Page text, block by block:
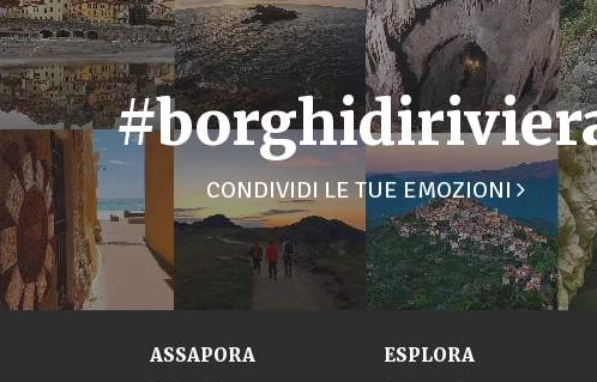
CONDIVIDI LE TUE EMOZIONI
ASSAPORA ESPLORA